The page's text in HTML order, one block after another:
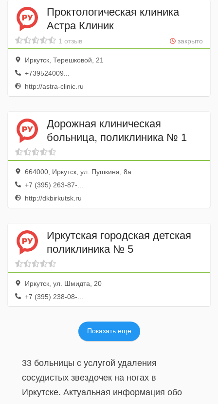
Проктологическая клиника
Астра Клиник
закрыто
1 отзыв
Иркутск, Терешковой, 21
+739524009...
http://astra-clinic.ru
Дорожная клиническая
больница, поликлиника № 1
664000, Иркутск, ул. Пушкина, 8а
+7 (395) 263-87-...
http://dkbirkutsk.ru
Иркутская городская детская
поликлиника № 5
Иркутск, ул. Шмидта, 20
+7 (395) 238-08-...
Показать еще
33 больницы с услугой удаления
сосудистых звездочек на ногах в
Иркутске. Актуальная информация обо